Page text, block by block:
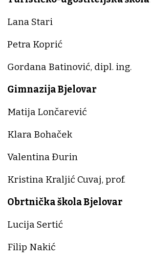
Lana Stari
Petra Koprić
Gordana Batinović, dipl. ing.
Gimnazija Bjelovar
Matija Lončarević
Klara Bohaček
Valentina Đurin
Kristina Kraljić Cuvaj, prof.
Obrtnička škola Bjelovar
Lucija Sertić
Filip Nakić